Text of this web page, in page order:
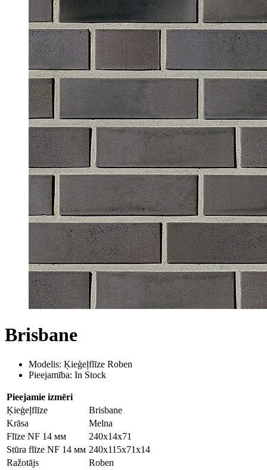
Brisbane
Modelis: Ķieģeļflīze Roben
Pieejamība: In Stock
Pieejamie izmēri
Ķieģeļflīze
Brisbane
Krāsa
Melna
Flīze NF 14 мм
240x14x71
Stūra flīze NF 14 мм 240x115x71x14
Ražotājs
Roben